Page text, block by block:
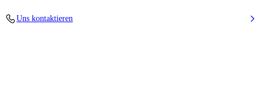
Uns kontaktieren